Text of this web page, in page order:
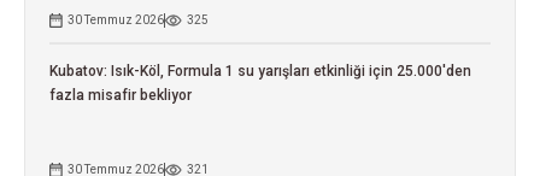
30 Temmuz 2026 325
Kubatov: Isık-Köl, Formula 1 su yarışları etkinliği için 25.000'den
fazla misafir bekliyor
30 Temmuz 2026 321